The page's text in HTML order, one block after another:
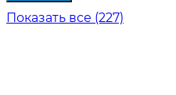
Показать все (227)